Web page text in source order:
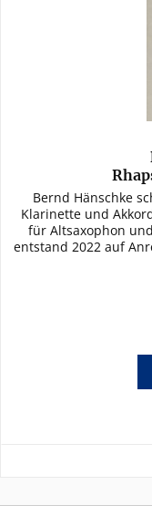
Bernd Hänschke
Klarinette und
für Altsaxophon
entstand 2022 auf